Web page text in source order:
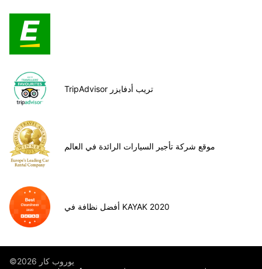
TripAdvisor تريب أدفايزر
موقع شركة تأجير السيارات الرائدة في العالم
أفضل نظافة في KAYAK 2020
©يوروب كار 2026